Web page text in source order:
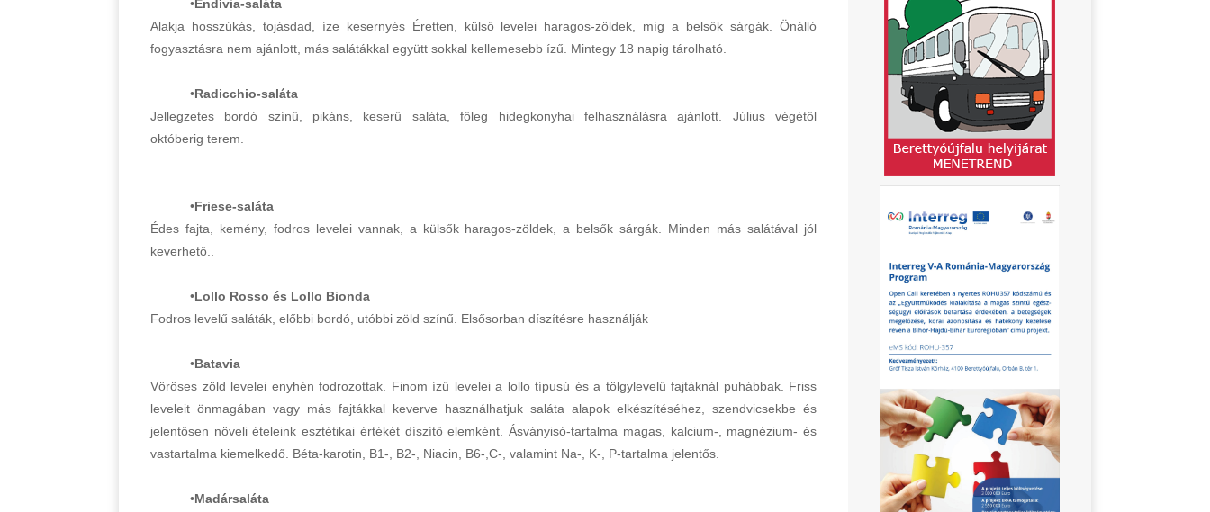
•Endívia-saláta
Alakja hosszúkás, tojásdad, íze kesernyés Éretten, külső levelei haragos-zöldek, míg a belsők sárgák. Önálló
fogyasztásra nem ajánlott, más salátákkal együtt sokkal kellemesebb ízű. Mintegy 18 napig tárolható.
•Radicchio-saláta
Jellegzetes bordó színű, pikáns, keserű saláta, főleg hidegkonyhai felhasználásra ajánlott. Július végétől
októberig terem.
•Friese-saláta
Édes fajta, kemény, fodros levelei vannak, a külsők haragos-zöldek, a belsők sárgák. Minden más salátával jól
keverhető..
•Lollo Rosso és Lollo Bionda
Fodros levelű saláták, előbbi bordó, utóbbi zöld színű. Elsősorban díszítésre használják
•Batavia
Vöröses zöld levelei enyhén fodrozottak. Finom ízű levelei a lollo típusú és a tölgylevelű fajtáknál puhábbak. Friss
leveleit önmagában vagy más fajtákkal keverve használhatjuk saláta alapok elkészítéséhez, szendvicsekbe és
jelentősen növeli ételeink esztétikai értékét díszítő elemként. Ásványisó-tartalma magas, kalcium-, magnézium- és
vastartalma kiemelkedő. Béta-karotin, B1-, B2-, Niacin, B6-,C-, valamint Na-, K-, P-tartalma jelentős.
•Madársaláta